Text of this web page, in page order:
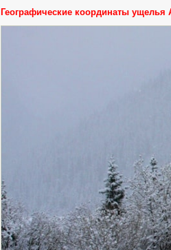
Географические координаты ущелья